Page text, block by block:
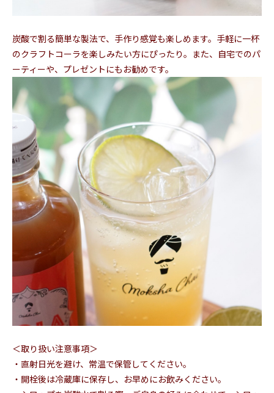
炭酸で割る簡単な製法で、手作り感覚も楽しめます。手軽に一杯
のクラフトコーラを楽しみたい方にぴったり。また、自宅でのパ
ーティーや、プレゼントにもお勧めです。
＜取り扱い注意事項＞
・直射日光を避け、常温で保管してください。
・開栓後は冷蔵庫に保存し、お早めにお飲みください。